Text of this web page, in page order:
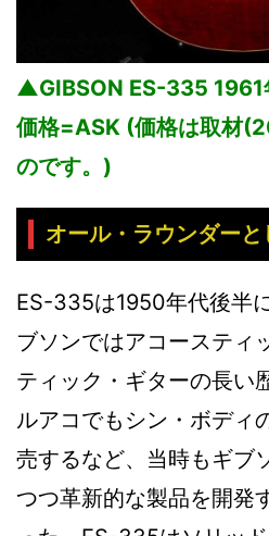
▲GIBSON ES-335 1961
価格=ASK (価格は取材
のです。)
オール・ラウンダー
ES-335は1950年代後半
ブソンではアコースティ
ティック・ギターの長い
ルアコでもシン・ボディ
売するなど、当時もギブ
つつ革新的な製品を開発